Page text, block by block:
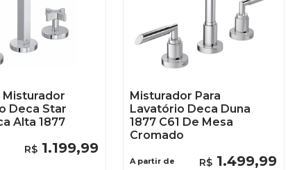
Misturador
Deca Star
Alta 1877
R$ 1.199,99
Misturador Para
Lavatório Deca Duna
1877 C61 De Mesa
Cromado
A partir de R$ 1.499,99